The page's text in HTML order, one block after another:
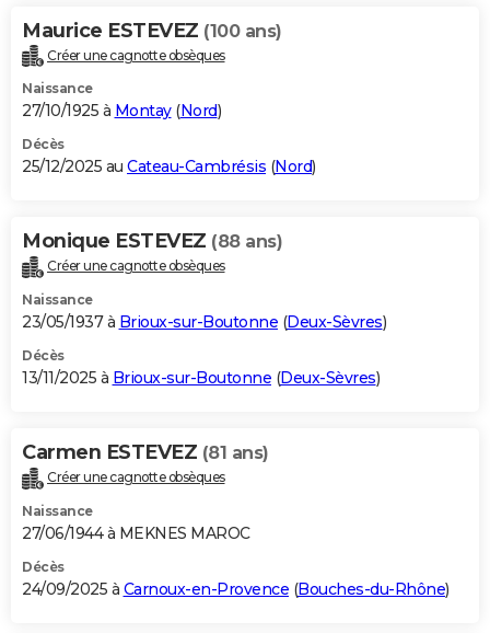
Maurice ESTEVEZ (100 ans)
Créer une cagnotte obsèques
Naissance
27/10/1925 à Montay(Nord)
Décès
25/12/2025 au Cateau-Cambrésis (Nord)
Monique ESTEVEZ (88 ans)
Créer une cagnotte obsèques
Naissance
23/05/1937 à Brioux-sur-Boutonne (Deux-Sèvres)
Décès
13/11/2025 à Brioux-sur-Boutonne (Deux-Sèvres)
Carmen ESTEVEZ (81 ans)
Créer une cagnotte obsèques
Naissance
27/06/1944 à MEKNES MAROC
Décès
24/09/2025 à Carnoux-en-Provence (Bouches-du-Rhône)